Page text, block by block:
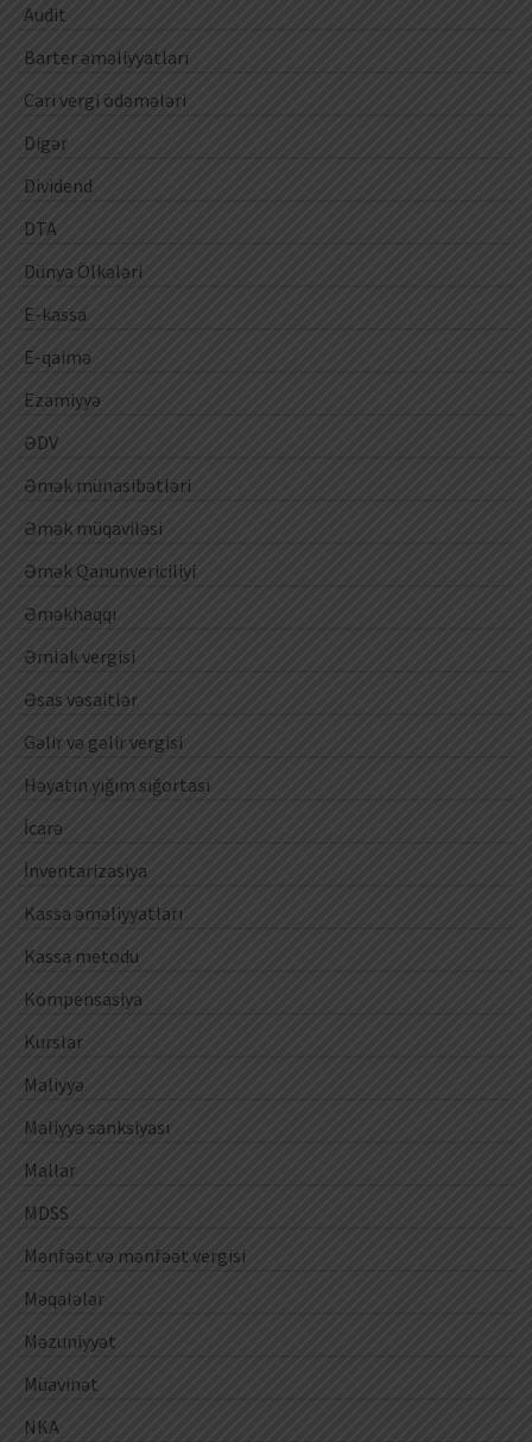
Audit
Barter əməliyyatları
Cari vergi ödəmələri
Digər
Dividend
DTA
Dünya Ölkələri
E-kassa
E-qaimə
Ezamiyyə
ƏDV
Əmək münasibətləri
Əmək müqaviləsi
Əmək Qanunvericiliyi
Əməkhaqqı
Əmlak vergisi
Əsas vəsaitlər
Gəlir və gəlir vergisi
Həyatın yığım sığortası
İcarə
İnventarizasiya
Kassa əməliyyatları
Kassa metodu
Kompensasiya
Kurslar
Maliyyə
Maliyyə sanksiyası
Mallar
MDSS
Mənfəət və mənfəət vergisi
Məqalələr
Məzuniyyət
Müavinət
NKA